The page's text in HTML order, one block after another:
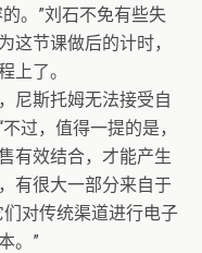
。”刘石不免有些失
这节课做后的计时，
上了。
尼斯托姆无法接受自
过，值得一提的是，
有效结合，才能产生
有很大一部分来自于
们对传统渠道进行电子
。”